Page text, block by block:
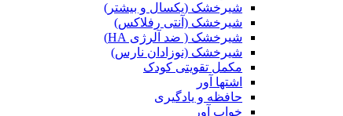
شیرخشک (یکسال و بیشتر)
شیرخشک (آنتی رفلاکس)
شیرخشک ( ضد آلرژی HA)
شیرخشک (نوزادان نارس)
مکمل تقویتی کودک
اشتها آور
حافظه و یادگیری
خواب آور